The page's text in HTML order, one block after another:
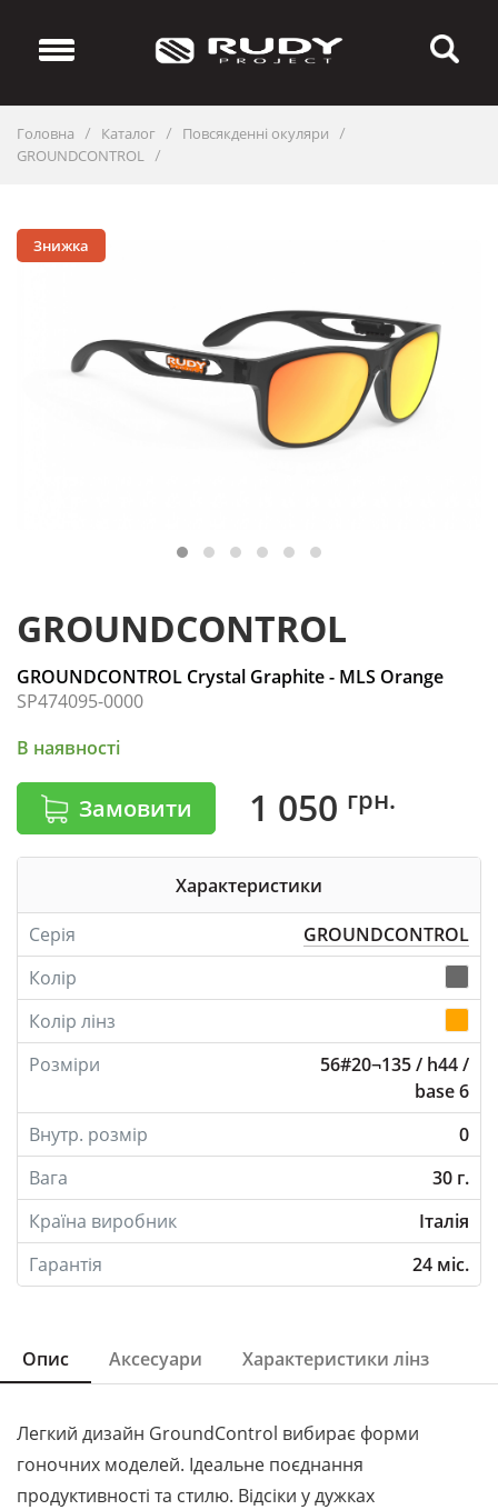
Головна / Каталог / Повсякденні окуляри /
GROUNDCONTROL /
Знижка
GROUNDCONTROL
GROUNDCONTROL Crystal Graphite - MLS Orange
SP474095-0000
В наявності
Замовити 1 050 грн.
Характеристики
Серія
GROUNDCONTROL
Колір
Колір лінз
Розміри
56#20¬135 / h44 /
base 6
Внутр. розмір
0
Вага
30 г.
Країна виробник
Італія
Гарантія
24 міс.
Опис Аксесуари Характеристики лінз
Легкий дизайн GroundControl вибирає форми
гоночних моделей. Ідеальне поєднання
продуктивності та стилю. Відсіки у дужках